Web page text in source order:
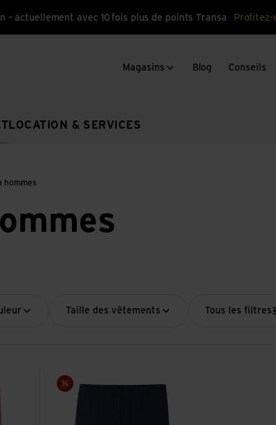
– actuellement avec 10 fois plus de points Transa Profitez-
LOCATION & SERVICES
Magasins Blog Conseils
hommes
Taille des vêtements Tous les filtres
Vente
Voir Pulahdus